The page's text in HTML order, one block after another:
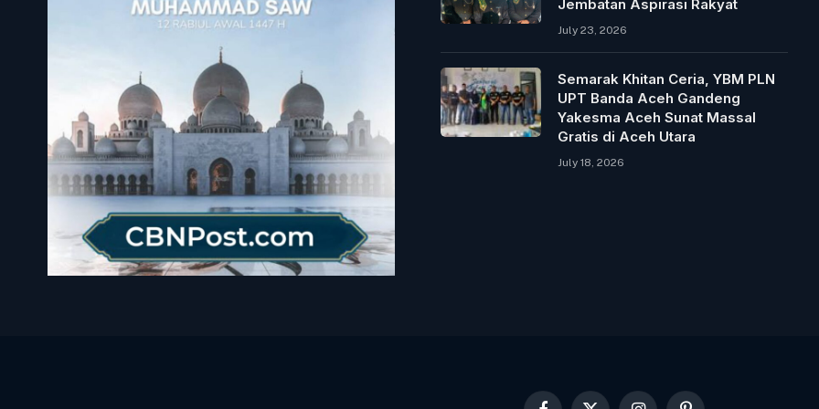
Jembatan Aspirasi Rakyat
July 23, 2026
Semarak Khitan Ceria, YBM PLN
UPT Banda Aceh Gandeng
Yakesma Aceh Sunat Massal
Gratis di Aceh Utara
July 18, 2026